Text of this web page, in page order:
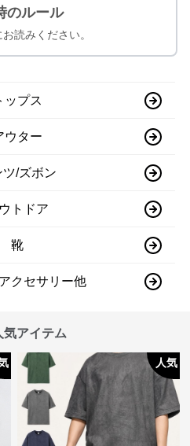
のルール
読みください。
ップス
ウター
ツ/ズボン
トドア
靴
クセサリー他
気アイテム
人気